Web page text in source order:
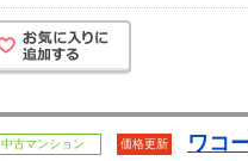
中古マンション 価格更新 ワコ